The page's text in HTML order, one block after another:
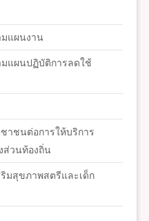
แผนงาน
มแผนปฏิบัติการลดใช้
าชนต่อการให้บริการ
ส่วนท้องถิ่น
มสุขภาพสตรีและเด็ก